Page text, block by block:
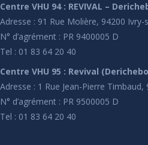
Centre VHU 94 : REVIVAL –
Adresse : 91 Rue Molière, 94200 Ivry-
N° d’agrément : PR 9400005 D
Tel : 01 83 64 20 40
Centre VHU 95 : Revival
Adresse : 1 Rue Jean-Pierre Timbaud,
N° d’agrément : PR 9500005 D
Tel : 01 83 64 20 40